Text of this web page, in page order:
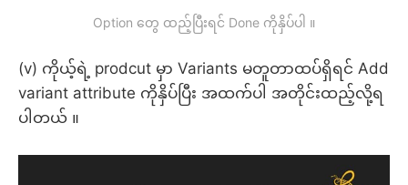
Option တွေ ထည့်ပြီးရင် Done ကိုနှိပ်ပါ ။
(v) ကိုယ့်ရဲ့ prodcut မှာ Variants မတူတာထပ်ရှိရင် Add
variant attribute ကိုနှိပ်ပြီး အထက်ပါ အတိုင်းထည့်လို့ရ
ပါတယ် ။